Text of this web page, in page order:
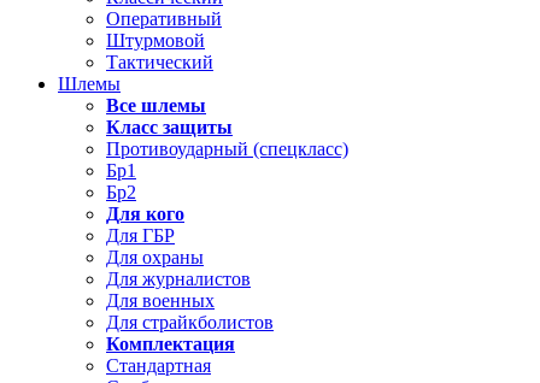
Оперативный
Штурмовой
Тактический
Шлемы
Все шлемы
Класс защиты
Противоударный (спецкласс)
Бр1
Бр2
Для кого
Для ГБР
Для охраны
Для журналистов
Для военных
Для страйкболистов
Комплектация
Стандартная